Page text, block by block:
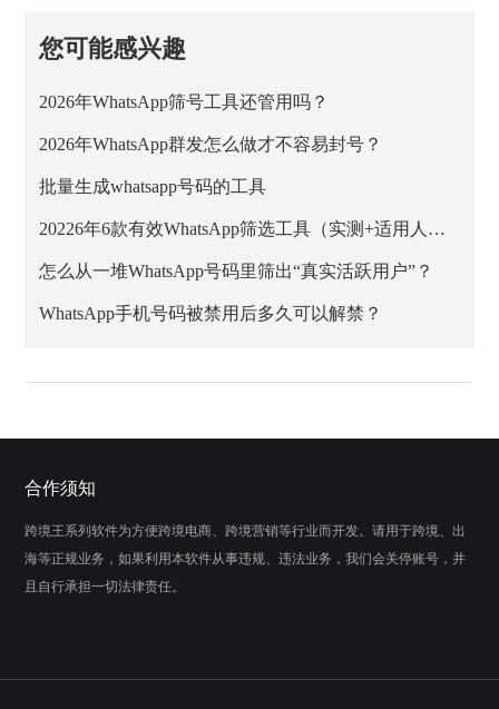
您可能感兴趣
2026年WhatsApp筛号工具还管用吗？
2026年WhatsApp群发怎么做才不容易封号？
批量生成whatsapp号码的工具
20226年6款有效WhatsApp筛选工具（实测+适用人群）
怎么从一堆WhatsApp号码里筛出“真实活跃用户”？
WhatsApp手机号码被禁用后多久可以解禁？
合作须知
跨境王系列软件为方便跨境电商、跨境营销等行业而开发。请用于跨境、出
海等正规业务，如果利用本软件从事违规、违法业务，我们会关停账号，并
且自行承担一切法律责任。